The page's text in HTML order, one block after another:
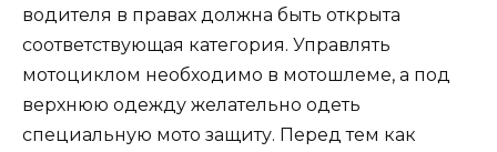
водителя в правах должна быть открыта
соответствующая категория. Управлять
мотоциклом необходимо в мотошлеме, а под
верхнюю одежду желательно одеть
специальную мото защиту. Перед тем как